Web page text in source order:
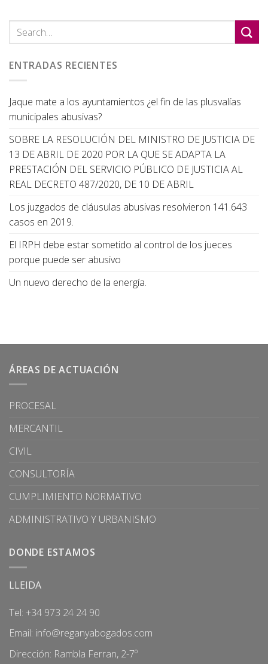
ENTRADAS RECIENTES
Jaque mate a los ayuntamientos ¿el fin de las plusvalías
municipales abusivas?
SOBRE LA RESOLUCIÓN DEL MINISTRO DE JUSTICIA DE
13 DE ABRIL DE 2020 POR LA QUE SE ADAPTA LA
PRESTACIÓN DEL SERVICIO PÚBLICO DE JUSTICIA AL
REAL DECRETO 487/2020, DE 10 DE ABRIL
Los juzgados de cláusulas abusivas resolvieron 141.643
casos en 2019.
El IRPH debe estar sometido al control de los jueces
porque puede ser abusivo
Un nuevo derecho de la energía.
ÁREAS DE ACTUACIÓN
PROCESAL
MERCANTIL
CIVIL
CONSULTORÍA
CUMPLIMIENTO NORMATIVO
ADMINISTRATIVO Y URBANISMO
DONDE ESTAMOS
LLEIDA
Tel: +34 973 24 24 90
Email: info@reganyabogados.com
Dirección: Rambla Ferran, 2-7º